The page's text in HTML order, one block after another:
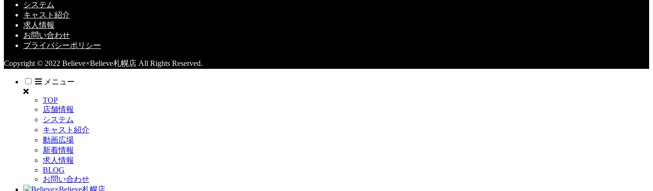
システム
キャスト紹介
求人情報
お問い合わせ
プライバシーポリシー
Copyright © 2022 Believe×Believe札幌店 All Rights Reserved.
メニュー
TOP
店舗情報
システム
キャスト紹介
動画広場
新着情報
求人情報
BLOG
お問い合わせ